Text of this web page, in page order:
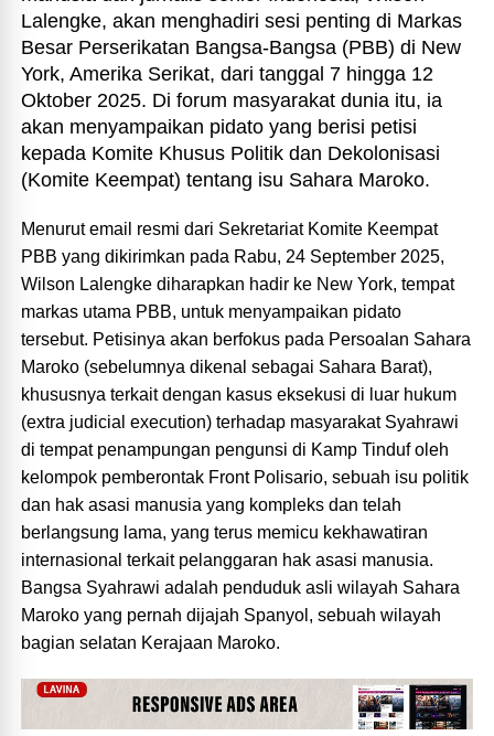
Lalengke, akan menghadiri sesi penting di Markas
Besar Perserikatan Bangsa-Bangsa (PBB) di New
York, Amerika Serikat, dari tanggal 7 hingga 12
Oktober 2025. Di forum masyarakat dunia itu, ia
akan menyampaikan pidato yang berisi petisi
kepada Komite Khusus Politik dan Dekolonisasi
(Komite Keempat) tentang isu Sahara Maroko.
Menurut email resmi dari Sekretariat Komite Keempat
PBB yang dikirimkan pada Rabu, 24 September 2025,
Wilson Lalengke diharapkan hadir ke New York, tempat
markas utama PBB, untuk menyampaikan pidato
tersebut. Petisinya akan berfokus pada Persoalan Sahara
Maroko (sebelumnya dikenal sebagai Sahara Barat),
khususnya terkait dengan kasus eksekusi di luar hukum
(extra judicial execution) terhadap masyarakat Syahrawi
di tempat penampungan pengunsi di Kamp Tinduf oleh
kelompok pemberontak Front Polisario, sebuah isu politik
dan hak asasi manusia yang kompleks dan telah
berlangsung lama, yang terus memicu kekhawatiran
internasional terkait pelanggaran hak asasi manusia.
Bangsa Syahrawi adalah penduduk asli wilayah Sahara
Maroko yang pernah dijajah Spanyol, sebuah wilayah
bagian selatan Kerajaan Maroko.